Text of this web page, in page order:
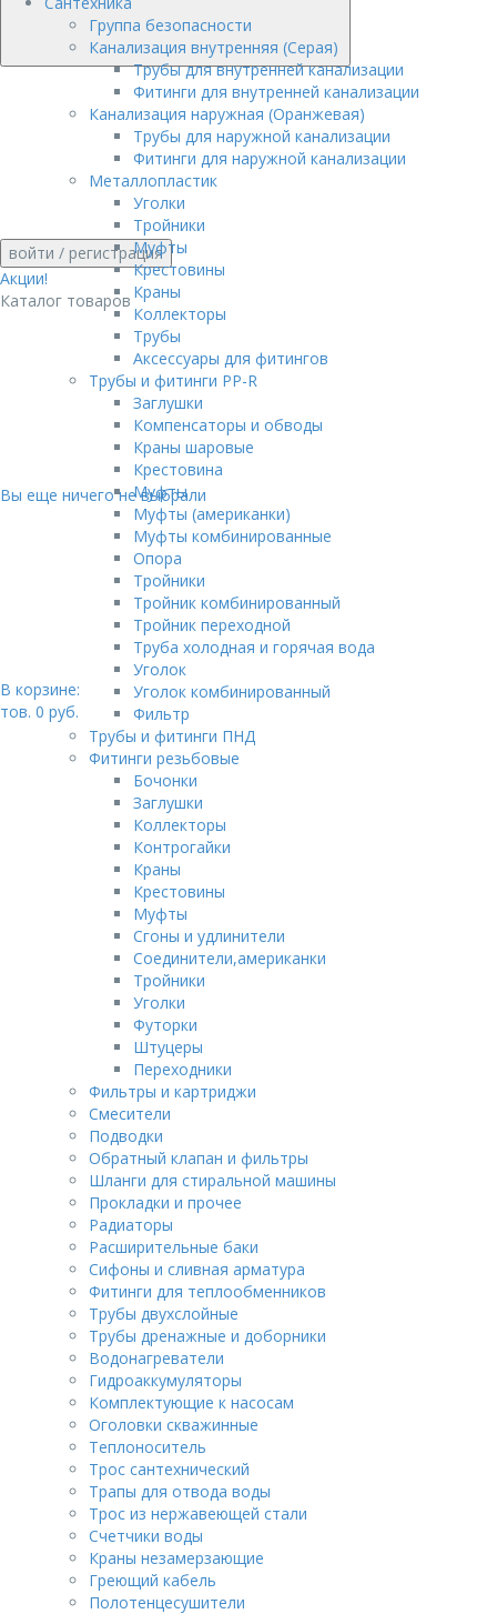
войти / регистрация
Акции!
Каталог товаров
Вы еще ничего не выбрали
В корзине:
тов. 0 руб.
Группа безопасности
Канализация внутренняя (Серая)
Трубы для внутренней канализации
Фитинги для внутренней канализации
Канализация наружная (Оранжевая)
Трубы для наружной канализации
Фитинги для наружной канализации
Металлопластик
Уголки
Тройники
Муфты
Крестовины
Краны
Коллекторы
Трубы
Аксессуары для фитингов
Трубы и фитинги PP-R
Заглушки
Компенсаторы и обводы
Краны шаровые
Крестовина
Муфты
Муфты (американки)
Муфты комбинированные
Опора
Тройники
Тройник комбинированный
Тройник переходной
Труба холодная и горячая вода
Уголок
Уголок комбинированный
Фильтр
Трубы и фитинги ПНД
Фитинги резьбовые
Бочонки
Заглушки
Коллекторы
Контрогайки
Краны
Крестовины
Муфты
Сгоны и удлинители
Соединители,американки
Тройники
Уголки
Футорки
Штуцеры
Переходники
Фильтры и картриджи
Смесители
Подводки
Обратный клапан и фильтры
Шланги для стиральной машины
Прокладки и прочее
Радиаторы
Расширительные баки
Сифоны и сливная арматура
Фитинги для теплообменников
Трубы двухслойные
Трубы дренажные и доборники
Водонагреватели
Гидроаккумуляторы
Комплектующие к насосам
Оголовки скважинные
Теплоноситель
Трос сантехнический
Трапы для отвода воды
Трос из нержавеющей стали
Счетчики воды
Краны незамерзающие
Греющий кабель
Полотенцесушители